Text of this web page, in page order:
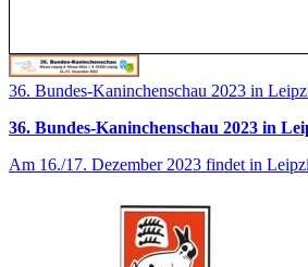
36. Bundes-Kaninchenschau 2023 in
36. Bundes-Kaninchenschau 2023 in
Am 16./17. Dezember 2023 findet in